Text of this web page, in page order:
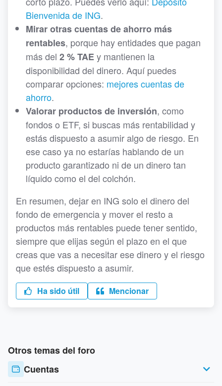
Bienvenida de ING.
Mirar otras cuentas de ahorro más
rentables, porque hay entidades que pagan
más del 2 % TAEy mantienen la
disponibilidad del dinero. Aquí puedes
comparar opciones: mejores cuentas de
ahorro.
Valorar productos de inversión, como
fondos o ETF, si buscas más rentabilidad y
estás dispuesto a asumir algo de riesgo. En
ese caso ya no estarías hablando de un
producto garantizado ni de un dinero tan
líquido como el del colchón.
En resumen, dejar en ING solo el dinero del
fondo de emergencia y mover el resto a
productos más rentables puede tener sentido,
siempre que elijas según el plazo en el que
creas que vas a necesitar ese dinero y el riesgo
que estés dispuesto a asumir.
Ha sido útil Mencionar
Otros temas del foro
Cuentas